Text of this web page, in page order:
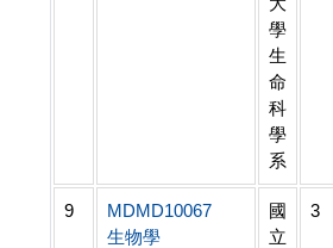
學
生
命
科
學
系
9
MDMD10067
生物學
國
立
3